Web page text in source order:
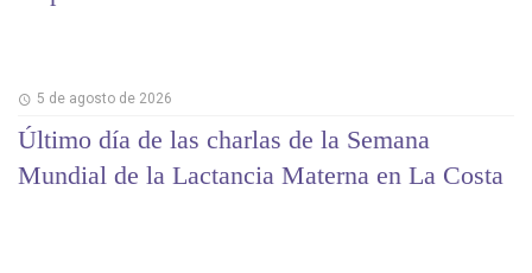
5 de agosto de 2026
Último día de las charlas de la Semana
Mundial de la Lactancia Materna en La Costa